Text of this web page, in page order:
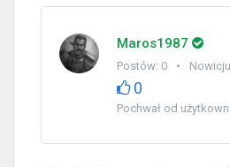
Maros1987
Postów: 0
0
Pochwał od